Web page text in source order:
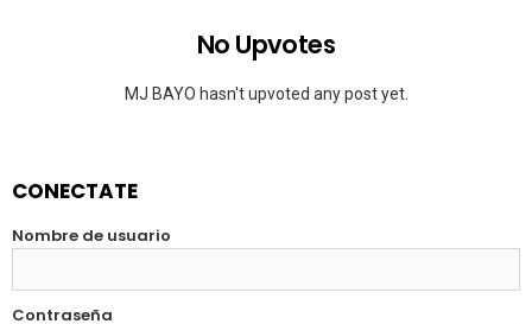
No Upvotes
MJ BAYO hasn't upvoted any post yet.
CONECTATE
Nombre de usuario
Contraseña